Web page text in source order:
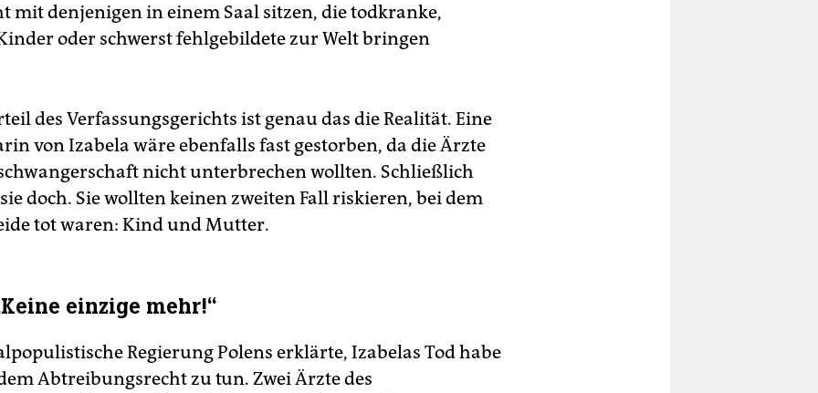
mit denjenigen in einem Saal sitzen, die todkranke,
oder schwerst fehlgebildete zur Welt bringen
des Verfassungsgerichts ist genau das die Realität. Eine
von Izabela wäre ebenfalls fast gestorben, da die Ärzte
nicht unterbrechen wollten. Schließlich
doch. Sie wollten keinen zweiten Fall riskieren, bei dem
tot waren: Kind und Mutter.
einzige mehr!“
Regierung Polens erklärte, Iza­belas Tod habe
Abtreibungsrecht zu tun. Zwei Ärzte des